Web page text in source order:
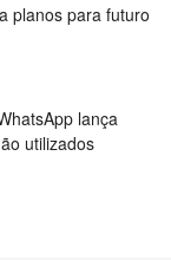
planos para futuro
lança
utilizados